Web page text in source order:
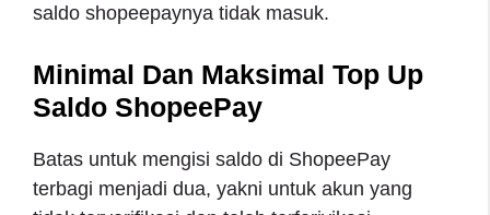
saldo shopeepaynya tidak masuk.
Minimal Dan Maksimal Top Up
Saldo ShopeePay
Batas untuk mengisi saldo di ShopeePay
terbagi menjadi dua, yakni untuk akun yang